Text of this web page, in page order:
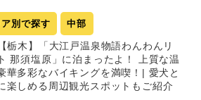
ア別で探す 中部
栃木】「大江戸温泉物語わんわんリ
那須塩原」に泊まったよ！ 上質な温
華多彩なバイキングを満喫！| 愛犬と
楽しめる周辺観光スポットもご紹介